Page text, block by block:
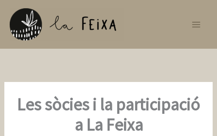
contingut
Les sòcies i la participació
a La Feixa